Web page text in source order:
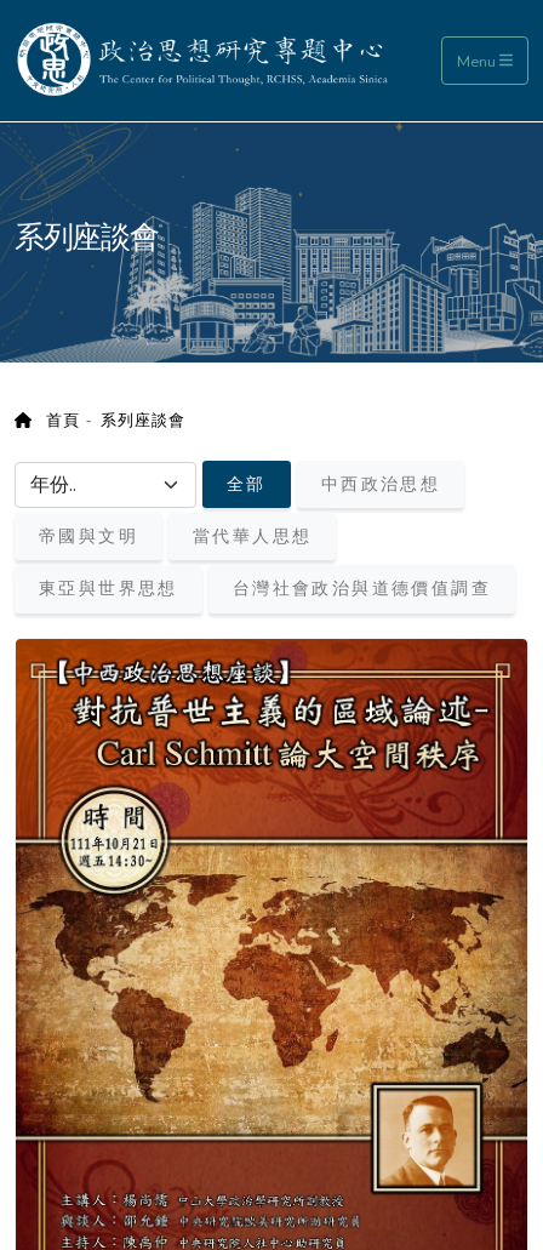
政治思想研究專題中心 Menu
:::
系列座談會
首頁 系列座談會
選擇年份/choose year 全部 中西政治思想
帝國與文明 當代華人思想
東亞與世界思想 台灣社會政治與道德價值調查